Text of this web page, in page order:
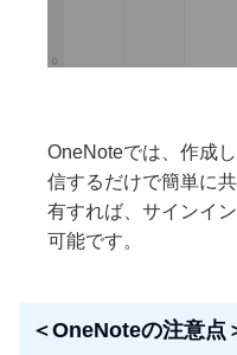
OneNoteでは、作成
信するだけで簡単に
有すれば、サインイ
可能です。
＜OneNoteの注意点